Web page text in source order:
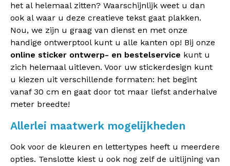
het al helemaal zitten? Waarschijnlijk weet u dan
ook al waar u deze creatieve tekst gaat plakken.
Nou, we zijn u graag van dienst en met onze
handige ontwerptool kunt u alle kanten op! Bij onze
online sticker ontwerp- en bestelservice kunt u
zich helemaal uitleven. Voor uw stickerdesign kunt
u kiezen uit verschillende formaten: het begint
vanaf 30 cm en gaat door tot maar liefst anderhalve
meter breedte!
Allerlei maatwerk mogelijkheden
Ook voor de kleuren en lettertypes heeft u meerdere
opties. Tenslotte kiest u ook nog zelf de uitlijning van